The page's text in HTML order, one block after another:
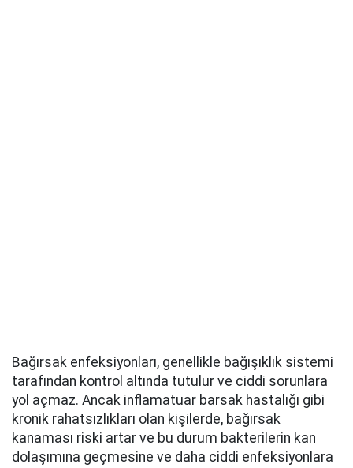
Bağırsak enfeksiyonları, genellikle bağışıklık sistemi
tarafından kontrol altında tutulur ve ciddi sorunlara
yol açmaz. Ancak inflamatuar barsak hastalığı gibi
kronik rahatsızlıkları olan kişilerde, bağırsak
kanaması riski artar ve bu durum bakterilerin kan
dolaşımına geçmesine ve daha ciddi enfeksiyonlara